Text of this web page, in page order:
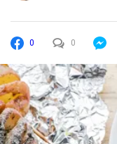
0 0